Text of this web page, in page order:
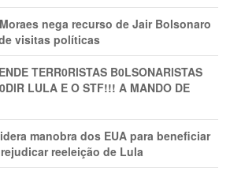
nega recurso de Jair Bolsonaro
visitas políticas
TERR0RlSTAS B0LSONARlSTAS
LULA E O STF!!! A MANDO DE
manobra dos EUA para beneficiar
reeleição de Lula